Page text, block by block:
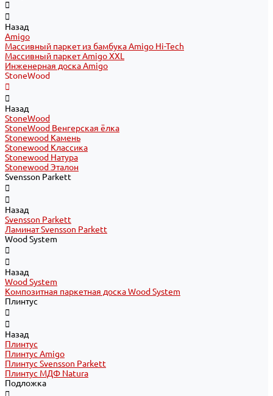
Назад
Amigo
Массивный паркет из бамбука Amigo Hi-Tech
Массивный паркет Amigo XXL
Инженерная доска Amigo
StoneWood
Назад
StoneWood
StoneWood Венгерская ёлка
Stonewood Камень
Stonewood Классика
Stonewood Натура
Stonewood Эталон
Svensson Parkett
Назад
Svensson Parkett
Ламинат Svensson Parkett
Wood System
Назад
Wood System
Композитная паркетная доска Wood System
Плинтус
Назад
Плинтус
Плинтус Amigo
Плинтус Svensson Parkett
Плинтус МДФ Natura
Подложка